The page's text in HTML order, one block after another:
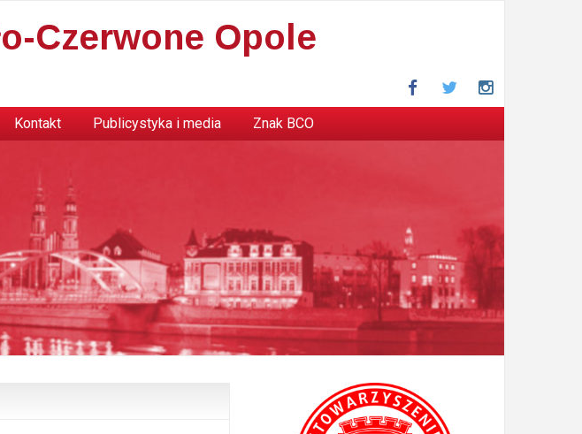
Czerwone Opole
FacebookTwitter
Kontakt Publicystyka i media Znak BCO